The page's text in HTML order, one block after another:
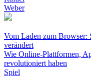
Weber
Vom Laden zum Browser:
verändert
Wie Online-Plattformen,
revolutioniert haben
Spiel